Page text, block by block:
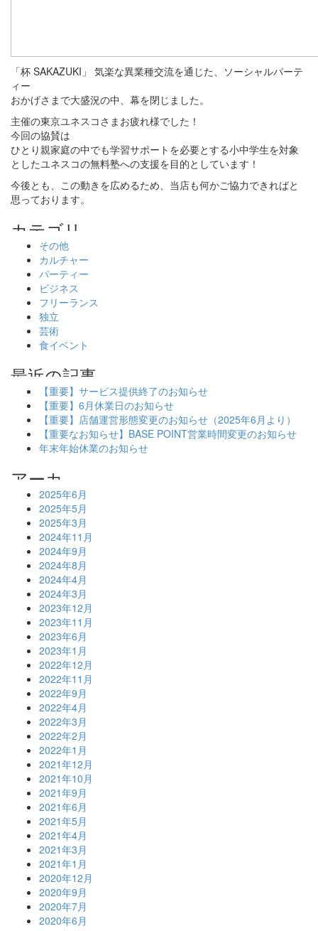
「杯 SAKAZUKI」 気楽な異業種交流を通じた、ソーシャルパーテ
ィー
おかげさまで大盛況の中、幕を閉じました。
主催の東京ユネスコさまお疲れ様でした！
今回の協賛は
ひとり親家庭の中でも学習サポートを必要とする小中学生を対象
としたユネスコの無料塾への支援を目的としています！
今後とも、この動きを広めるため、当店も何かご協力できればと
思っております。
その他
カルチャー
パーティー
ビジネス
フリーランス
独立
芸術
食イベント
【重要】サービス提供終了のお知らせ
【重要】6月休業日のお知らせ
【重要】店舗運営形態変更のお知らせ（2025年6月より）
【重要なお知らせ】BASE POINT営業時間変更のお知らせ
年末年始休業のお知らせ
2025年6月
2025年5月
2025年3月
2024年11月
2024年9月
2024年8月
2024年4月
2024年3月
2023年12月
2023年11月
2023年6月
2023年1月
2022年12月
2022年11月
2022年9月
2022年4月
2022年3月
2022年2月
2022年1月
2021年12月
2021年10月
2021年9月
2021年6月
2021年5月
2021年4月
2021年3月
2021年1月
2020年12月
2020年9月
2020年7月
2020年6月